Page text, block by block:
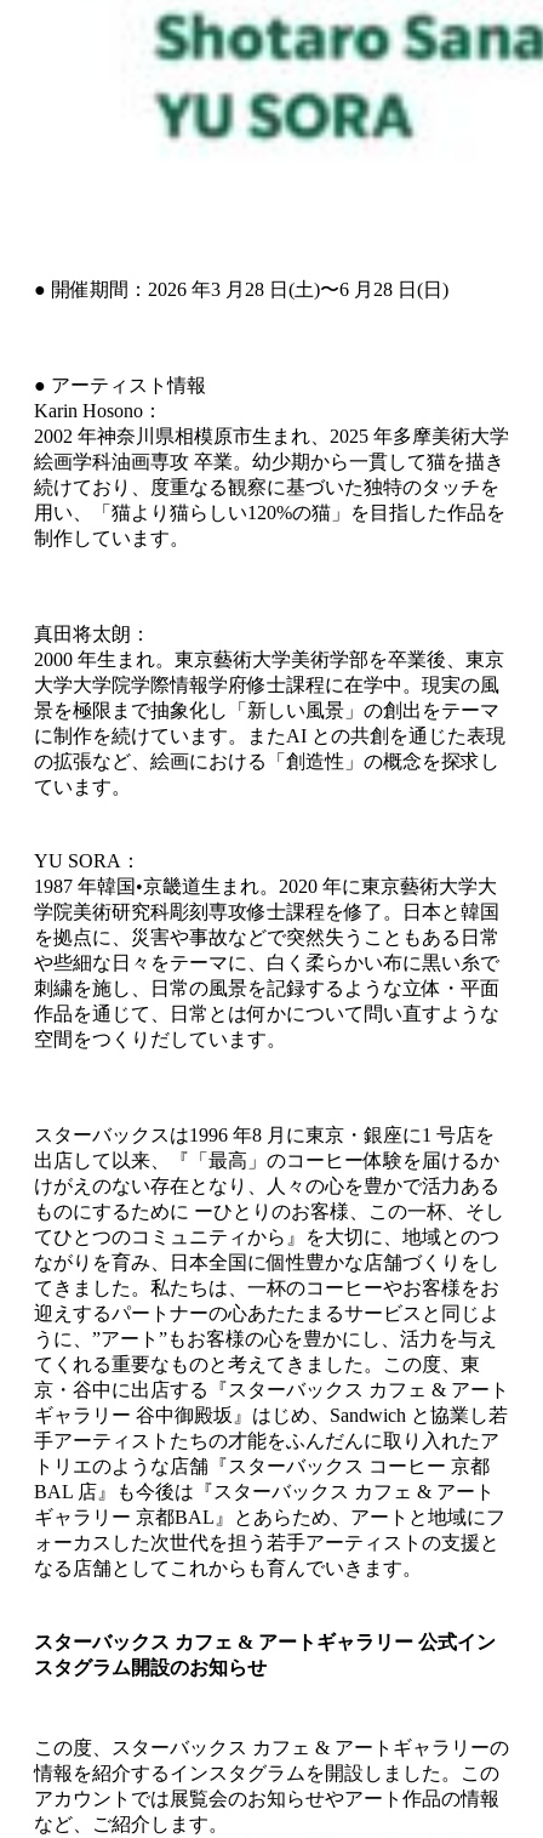
● 開催期間：2026 年3 月28 日(土)〜6 月28 日(日)
● アーティスト情報
Karin Hosono：
2002 年神奈川県相模原市生まれ、2025 年多摩美術大学
絵画学科油画専攻 卒業。幼少期から一貫して猫を描き
続けており、度重なる観察に基づいた独特のタッチを
用い、「猫より猫らしい120%の猫」を目指した作品を
制作しています。
真田将太朗：
2000 年生まれ。東京藝術大学美術学部を卒業後、東京
大学大学院学際情報学府修士課程に在学中。現実の風
景を極限まで抽象化し「新しい風景」の創出をテーマ
に制作を続けています。またAI との共創を通じた表現
の拡張など、絵画における「創造性」の概念を探求し
ています。
YU SORA：
1987 年韓国•京畿道生まれ。2020 年に東京藝術大学大
学院美術研究科彫刻専攻修士課程を修了。日本と韓国
を拠点に、災害や事故などで突然失うこともある日常
や些細な日々をテーマに、白く柔らかい布に黒い糸で
刺繍を施し、日常の風景を記録するような立体・平面
作品を通じて、日常とは何かについて問い直すような
空間をつくりだしています。
スターバックスは1996 年8 月に東京・銀座に1 号店を
出店して以来、『「最高」のコーヒー体験を届けるか
けがえのない存在となり、人々の心を豊かで活力ある
ものにするために ーひとりのお客様、この一杯、そし
てひとつのコミュニティから』を大切に、地域とのつ
ながりを育み、日本全国に個性豊かな店舗づくりをし
てきました。私たちは、一杯のコーヒーやお客様をお
迎えするパートナーの心あたたまるサービスと同じよ
うに、”アート”もお客様の心を豊かにし、活力を与え
てくれる重要なものと考えてきました。この度、東
京・谷中に出店する『スターバックス カフェ & アート
ギャラリー 谷中御殿坂』はじめ、Sandwich と協業し若
手アーティストたちの才能をふんだんに取り入れたア
トリエのような店舗『スターバックス コーヒー 京都
BAL 店』も今後は『スターバックス カフェ & アート
ギャラリー 京都BAL』とあらため、アートと地域にフ
ォーカスした次世代を担う若手アーティストの支援と
なる店舗としてこれからも育んでいきます。
スターバックス カフェ & アートギャラリー 公式イン
スタグラム開設のお知らせ
この度、スターバックス カフェ & アートギャラリーの
情報を紹介するインスタグラムを開設しました。この
アカウントでは展覧会のお知らせやアート作品の情報
など、ご紹介します。